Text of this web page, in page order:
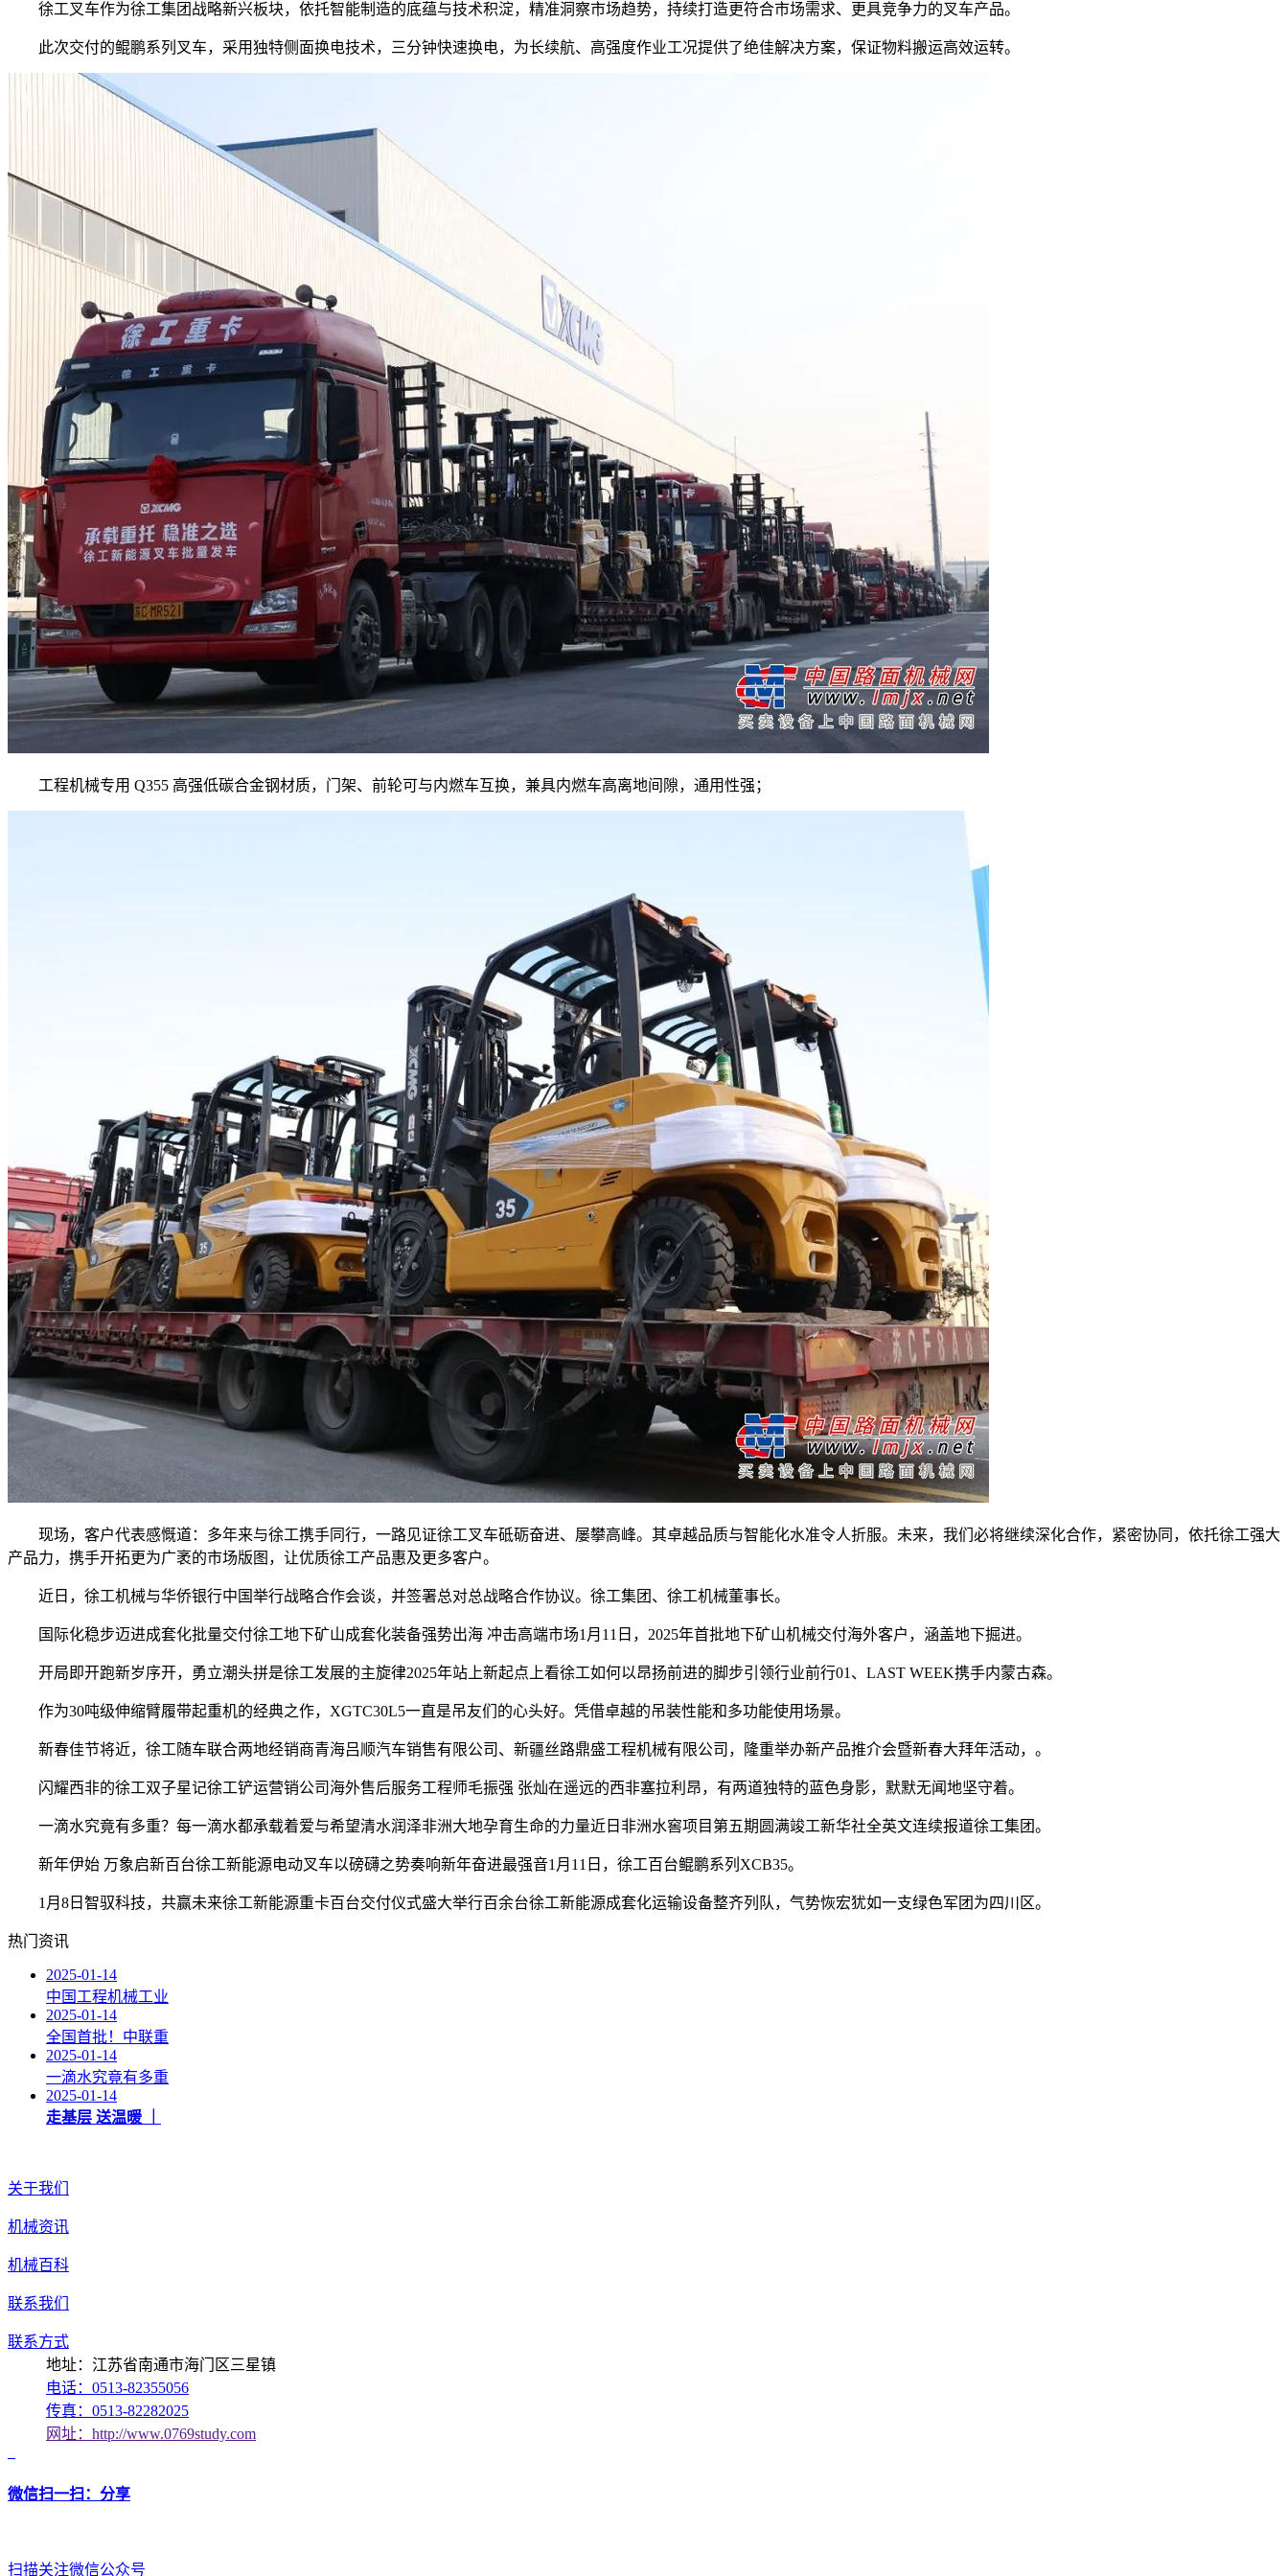
徐工叉车作为徐工集团战略新兴板块，依托智能制造的底蕴与技术积淀，精准洞察市场趋势，持续打造更符合市场需求、更具竞争力的叉车产品。
此次交付的鲲鹏系列叉车，采用独特侧面换电技术，三分钟快速换电，为长续航、高强度作业工况提供了绝佳解决方案，保证物料搬运高效运转。
工程机械专用 Q355 高强低碳合金钢材质，门架、前轮可与内燃车互换，兼具内燃车高离地间隙，通用性强；
现场，客户代表感慨道：多年来与徐工携手同行，一路见证徐工叉车砥砺奋进、屡攀高峰。其卓越品质与智能化水准令人折服。未来，我们必将继续深化合作，紧密协同，依托徐工强大
产品力，携手开拓更为广袤的市场版图，让优质徐工产品惠及更多客户。
近日，徐工机械与华侨银行中国举行战略合作会谈，并签署总对总战略合作协议。徐工集团、徐工机械董事长。
国际化稳步迈进成套化批量交付徐工地下矿山成套化装备强势出海 冲击高端市场1月11日，2025年首批地下矿山机械交付海外客户，涵盖地下掘进。
开局即开跑新岁序开，勇立潮头拼是徐工发展的主旋律2025年站上新起点上看徐工如何以昂扬前进的脚步引领行业前行01、LAST WEEK携手内蒙古森。
作为30吨级伸缩臂履带起重机的经典之作，XGTC30L5一直是吊友们的心头好。凭借卓越的吊装性能和多功能使用场景。
新春佳节将近，徐工随车联合两地经销商青海吕顺汽车销售有限公司、新疆丝路鼎盛工程机械有限公司，隆重举办新产品推介会暨新春大拜年活动，。
闪耀西非的徐工双子星记徐工铲运营销公司海外售后服务工程师毛振强 张灿在遥远的西非塞拉利昂，有两道独特的蓝色身影，默默无闻地坚守着。
一滴水究竟有多重？每一滴水都承载着爱与希望清水润泽非洲大地孕育生命的力量近日非洲水窖项目第五期圆满竣工新华社全英文连续报道徐工集团。
新年伊始 万象启新‍百台徐工新能源电动叉车‍‍以磅礴之势奏响新年奋进最强音1月11日，徐工百台鲲鹏系列XCB35。
1月8日智驭科技，共赢未来徐工新能源重卡百台交付仪式盛大举行百余台徐工新能源成套化运输设备整齐列队，气势恢宏犹如一支绿色军团为四川区。
热门资讯
2025-01-14
中国工程机械工业
2025-01-14
全国首批！中联重
2025-01-14
一滴水究竟有多重
2025-01-14
走基层 送温暖 ｜
关于我们
机械资讯
机械百科
联系我们
联系方式
地址：江苏省南通市海门区三星镇
电话：0513-82355056
传真：0513-82282025
网址：http://www.0769study.com
微信扫一扫：分享
扫描关注微信公众号